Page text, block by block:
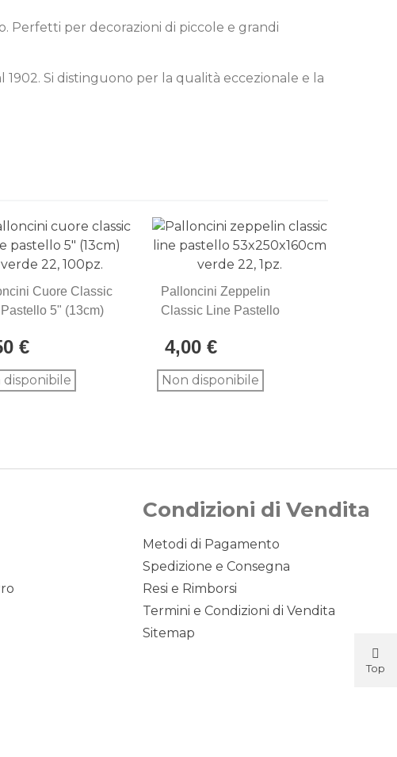
Perfetti per decorazioni di piccole e grandi
1902. Si distinguono per la qualità eccezionale e la
Cuore Classic
5" (13cm)
€
disponibile
Palloncini Zeppelin
Classic Line Pastello
1pz.
4,00 €
Non disponibile
Condizioni di Vendita
Metodi di Pagamento
Spedizione e Consegna
Resi e Rimborsi
Termini e Condizioni di Vendita
Sitemap
Top